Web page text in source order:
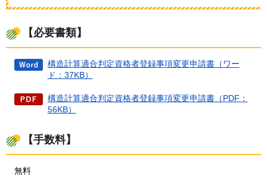
【必要書類】
構造計算適合判定資格者登録事項変更申請書（ワー
ド：37KB）
構造計算適合判定資格者登録事項変更申請書（PDF：
56KB）
【手数料】
無料